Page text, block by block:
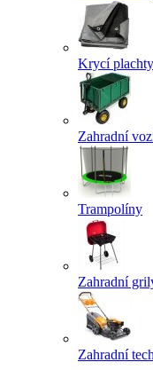
Krycí plachty
Zahradní
Trampolíny
Zahradní
Zahradní